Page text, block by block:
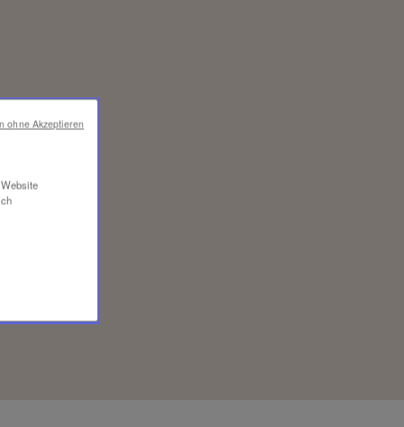
ohne Akzeptieren